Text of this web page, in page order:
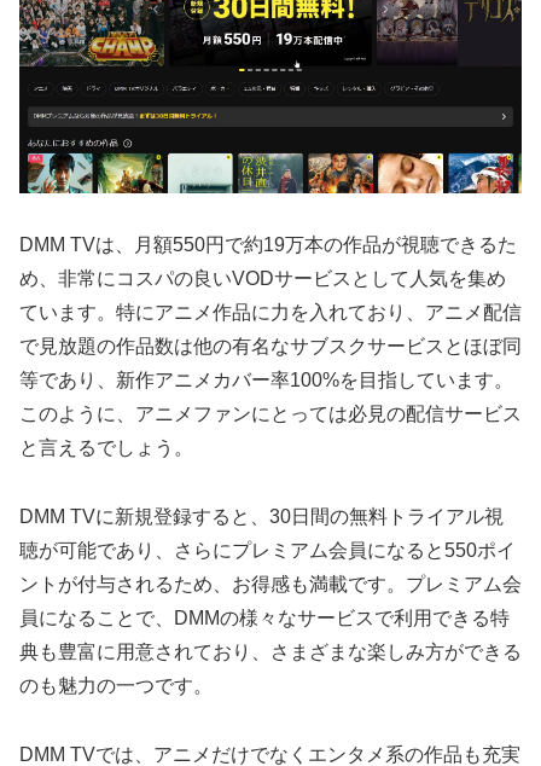
DMM TVは、月額550円で約19万本の作品が視聴できるた
め、非常にコスパの良いVODサービスとして人気を集め
ています。特にアニメ作品に力を入れており、アニメ配信
で見放題の作品数は他の有名なサブスクサービスとほぼ同
等であり、新作アニメカバー率100%を目指しています。
このように、アニメファンにとっては必見の配信サービス
と言えるでしょう。
DMM TVに新規登録すると、30日間の無料トライアル視
聴が可能であり、さらにプレミアム会員になると550ポイ
ントが付与されるため、お得感も満載です。プレミアム会
員になることで、DMMの様々なサービスで利用できる特
典も豊富に用意されており、さまざまな楽しみ方ができる
のも魅力の一つです。
DMM TVでは、アニメだけでなくエンタメ系の作品も充実